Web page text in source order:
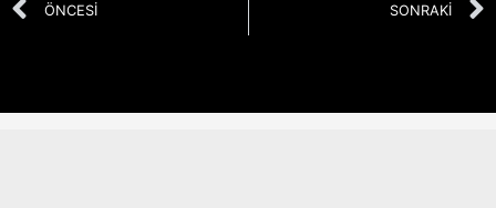
ÖNCESI SONRAKI